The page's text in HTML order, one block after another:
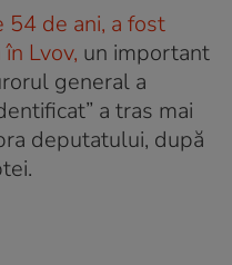
54 de ani, a fost
Lvov, un important
general a
a tras mai
deputatului, după